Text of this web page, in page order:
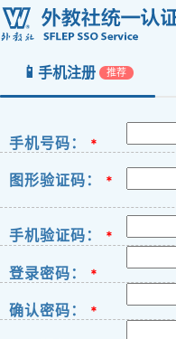
📱 手机注册 推荐
手机号码： *
图形验证码： *
手机验证码： *
登录密码： *
确认密码： *